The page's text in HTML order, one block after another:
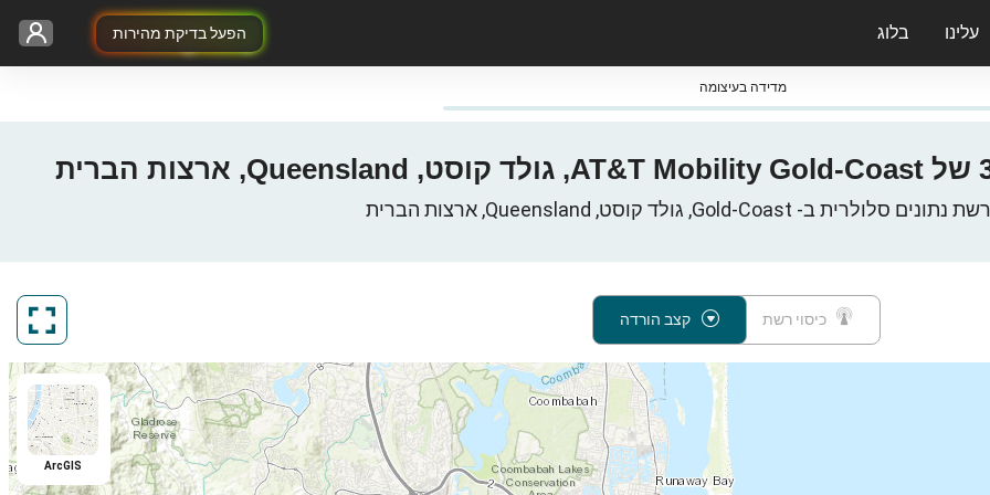
הפעל בדיקת מהירות עלינו בלוג
מדידה בעיצומה
כיסוי רשת קצב הורדה
ArcGIS